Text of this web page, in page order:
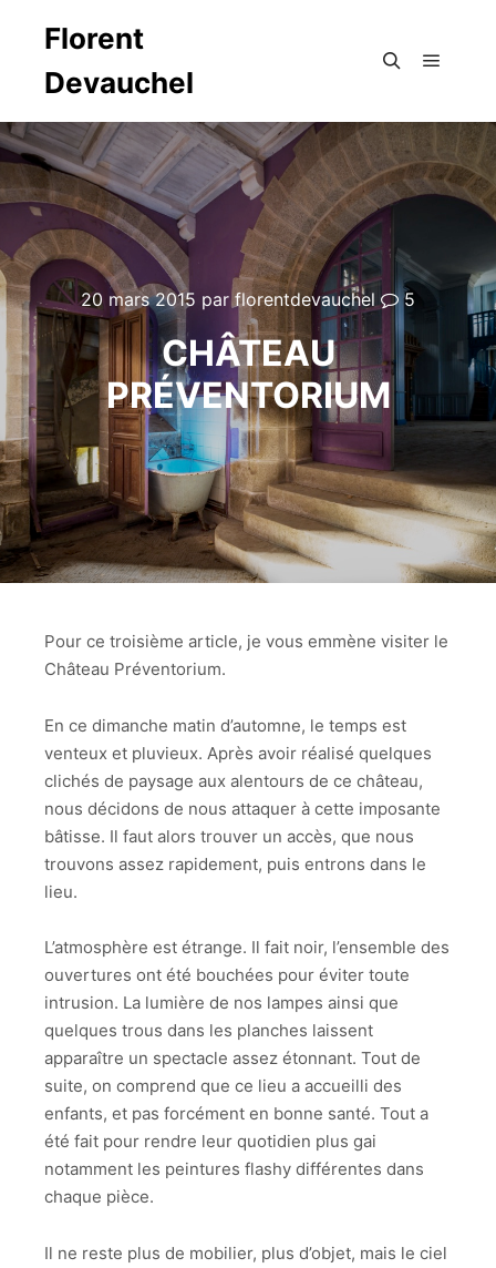
Florent
Devauchel
20 mars 2015 par florentdevauchel 5
CHÂTEAU
PRÉVENTORIUM
Pour ce troisième article, je vous emmène visiter le
Château Préventorium.
En ce dimanche matin d’automne, le temps est
venteux et pluvieux. Après avoir réalisé quelques
clichés de paysage aux alentours de ce château,
nous décidons de nous attaquer à cette imposante
bâtisse. Il faut alors trouver un accès, que nous
trouvons assez rapidement, puis entrons dans le
lieu.
L’atmosphère est étrange. Il fait noir, l’ensemble des
ouvertures ont été bouchées pour éviter toute
intrusion. La lumière de nos lampes ainsi que
quelques trous dans les planches laissent
apparaître un spectacle assez étonnant. Tout de
suite, on comprend que ce lieu a accueilli des
enfants, et pas forcément en bonne santé. Tout a
été fait pour rendre leur quotidien plus gai
notamment les peintures flashy différentes dans
chaque pièce.
Il ne reste plus de mobilier, plus d’objet, mais le ciel